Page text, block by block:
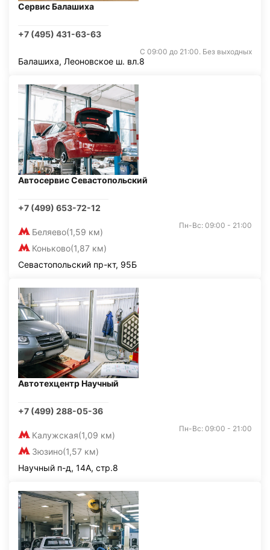
Сервис Балашиха
+7 (495) 431-63-63
С 09:00 до 21:00. Без выходных
Балашиха, Леоновское ш. вл.8
Автосервис Севастопольский
+7 (499) 653-72-12
Беляево(1,59 км)
Коньково(1,87 км)
Пн-Вс: 09:00 - 21:00
Севастопольский пр-кт, 95Б
Автотехцентр Научный
+7 (499) 288-05-36
Калужская(1,09 км)
Зюзино(1,57 км)
Пн-Вс: 09:00 - 21:00
Научный п-д, 14А, стр.8